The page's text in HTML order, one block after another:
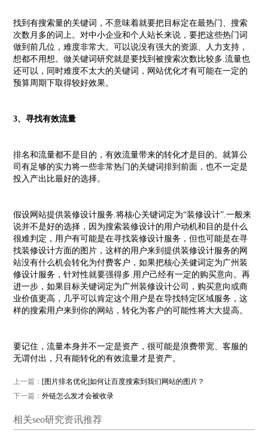
找到有搜索量的关键词，不意味着就要把目标定在最热门、搜索
次数月多的词上。对中小企业和个人站长来说，要把这些热门词
做到前几位，难度非常大。可以说没有强大的资源、人力支持，
想都不用想。做关键词研究就是要找到被搜索次数比较多.流量也
还可以，同时难度不太大的关键词，网站优化才有可能在一定的
预算周期下取得较好效果。
3、寻找有效流量
排名和流量都不是目的，有效流量带来的转化才是目的。就算公
司有足够的实力将一些非常热门的关键词排到前面，也不一定是
投入产出比最好的选择。
假设网站提供装修设计服务.将核心关键词定为“装修设计”.一般来
说并不是好的选择，因为搜索装修设计的用户动机和目的是什么
很难判定，用户有可能是在寻找装修设计服务，但也可能是在寻
找装修设计方面的图片，这样的用户来到提供装修设计服务的网
站没有什么机会转化为付费客户，如果把核心关健词定为广州装
修设计服务，针对性就要强得多.用户己经有一定的购买意向。再
进一步，如果目标关键词定为广州装修设计公司，购买意向或商
业价值更高，几乎可以肯定这个用户是在导找特定区域服务，这
样的搜索用户来到你的网站，转化为客户的可能性将大大提高。
要记住，流量本身并不一定是资产，很可能是浪费带宽、客服的
无谓付出，只有能转化的有效流量才是资产。
上一篇：[图片排名优化]如何让百度搜索到我们网站的图片？
下一篇：外链怎么发才会被收录
相关seo研究资讯推荐